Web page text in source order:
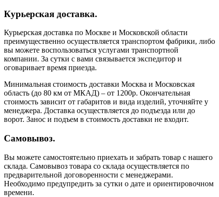
Курьерская доставка.
Курьерская доставка по Москве и Московской области
преимущественно осуществляется транспортом фабрики, либо
вы можете воспользоваться услугами транспортной
компании. За сутки с вами связывается экспедитор и
оговаривает время приезда.
Минимальная стоимость доставки Москва и Московская
область (до 80 км от МКАД) – от 1200р. Окончательная
стоимость зависит от габаритов и вида изделий, уточняйте у
менеджера. Доставка осуществляется до подъезда или до
ворот. Занос и подъем в стоимость доставки не входит.
Самовывоз.
Вы можете самостоятельно приехать и забрать товар с нашего
склада. Самовывоз товара со склада осуществляется по
предварительной договоренности с менеджерами.
Необходимо предупредить за сутки о дате и ориентировочном
времени.